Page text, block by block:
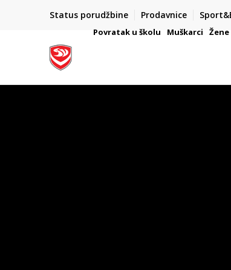
Status porudžbine Prodavnice
PLAĆANJE NA RATE
Kreditnim karticama BANCA INTESA
Povratak u školu Muškarci Žene